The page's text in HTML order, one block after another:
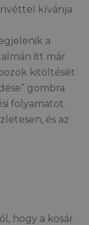
kívánja
a
itt már
kitöltését
gombra
folyamatot.
és az
hogy a kosár